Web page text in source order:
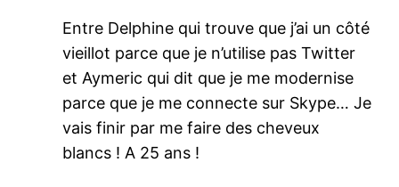
Entre Delphine qui trouve que j’ai un côté
vieillot parce que je n’utilise pas Twitter
et Aymeric qui dit que je me modernise
parce que je me connecte sur Skype… Je
vais finir par me faire des cheveux
blancs ! A 25 ans !